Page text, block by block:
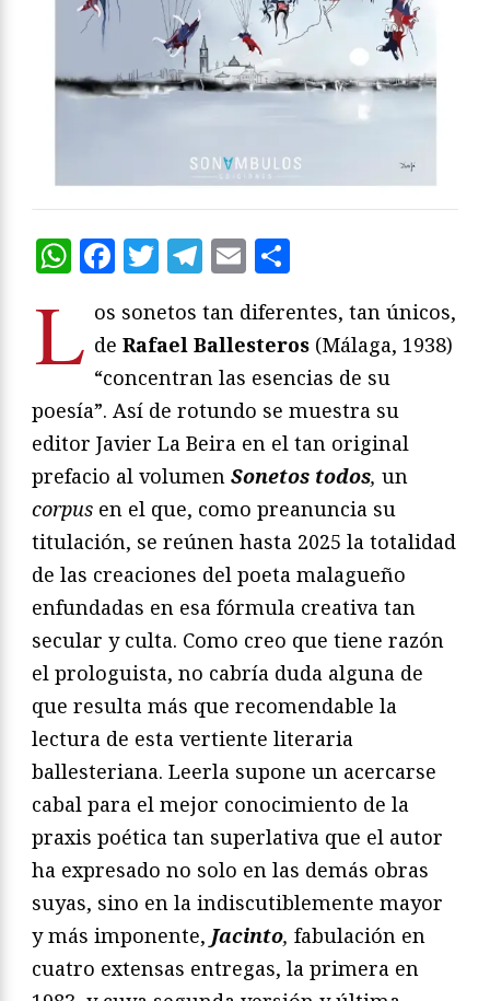
WhatsApp
Facebook
Twitter
Telegram
Email
L os sonetos tan diferentes, tan únicos,
de Rafael Ballesteros (Málaga, 1938)
“concentran las esencias de su
poesía”. Así de rotundo se muestra su
editor Javier La Beira en el tan original
prefacio al volumen Sonetos todos, un
corpus en el que, como preanuncia su
titulación, se reúnen hasta 2025 la totalidad
de las creaciones del poeta malagueño
enfundadas en esa fórmula creativa tan
secular y culta. Como creo que tiene razón
el prologuista, no cabría duda alguna de
que resulta más que recomendable la
lectura de esta vertiente literaria
ballesteriana. Leerla supone un acercarse
cabal para el mejor conocimiento de la
praxis poética tan superlativa que el autor
ha expresado no solo en las demás obras
suyas, sino en la indiscutiblemente mayor
y más imponente, Jacinto, fabulación en
cuatro extensas entregas, la primera en